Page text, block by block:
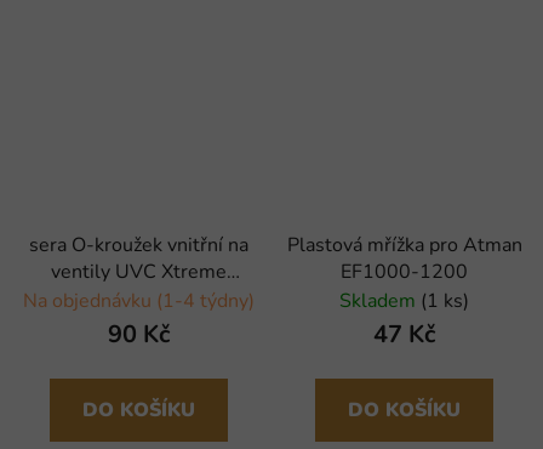
sera O-kroužek vnitřní na
ventily UVC Xtreme
800/1200 - 4 ks
Na objednávku (1-4 týdny)
90 Kč
DO KOŠÍKU
Plastová mřížka pro Atman
EF1000-1200
Skladem (1 ks)
47 Kč
DO KOŠÍKU